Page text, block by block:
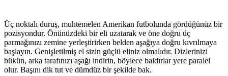
Üç noktalı duruş, muhtemelen Amerikan futbolunda gördüğünüz bir
pozisyondur. Önünüzdeki bir eli uzatarak ve öne doğru üç
parmağınızı zemine yerleştirirken belden aşağıya doğru kıvrılmaya
başlayın. Genişletilmiş el sizin güçlü eliniz olmalıdır. Dizlerinizi
bükün, arka tarafınızı aşağı indirin, böylece baldırlar yere paralel
olur. Başını dik tut ve dümdüz bir şekilde bak.